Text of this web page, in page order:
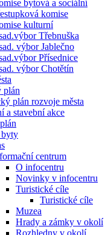
bytová a sociální
komise
kulturní
Třebnuška
výbor Jablečno
Přísednice
výbor Chotětín
plán
plán rozvoje města
a stavební akce
byty
centrum
O infocentru
Novinky v infocentru
Turistické cíle
Turistické cíle
Muzea
Hrady a zámky v okolí
Rozhledny v okolí